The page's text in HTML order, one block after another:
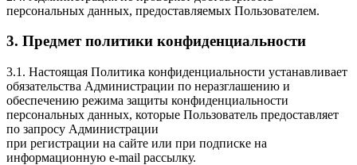
персональных данных, предоставляемых Пользователем.
3. Предмет политики конфиденциальности
3.1. Настоящая Политика конфиденциальности устанавливает
обязательства Администрации по неразглашению и
обеспечению режима защиты конфиденциальности
персональных данных, которые Пользователь предоставляет
по запросу Администрации
при регистрации на сайте или при подписке на
информационную e-mail рассылку.